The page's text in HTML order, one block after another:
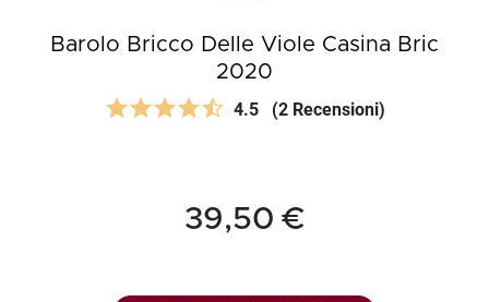
Barolo Bricco Delle Viole Casina Bric
2020
4.5 (2 Recensioni)
39,50 €